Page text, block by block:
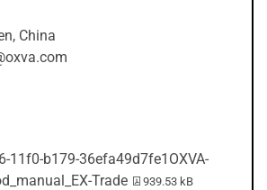
China
11f0-b179-36efa49d7fe1OXVA-
Trade
PDF-Datei:
939.53 kB